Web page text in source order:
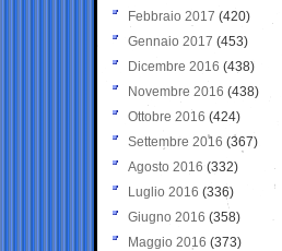
Febbraio 2017 (420)
Gennaio 2017 (453)
Dicembre 2016 (438)
Novembre 2016 (438)
Ottobre 2016 (424)
Settembre 2016 (367)
Agosto 2016 (332)
Luglio 2016 (336)
Giugno 2016 (358)
Maggio 2016 (373)